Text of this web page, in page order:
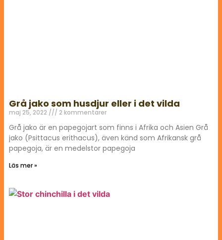
Grå jako som husdjur eller i det vilda
maj 25, 2022 2 kommentarer
Grå jako är en papegojart som finns i Afrika och Asien Grå
jako (Psittacus erithacus), även känd som Afrikansk grå
papegoja, är en medelstor papegoja
Läs mer »